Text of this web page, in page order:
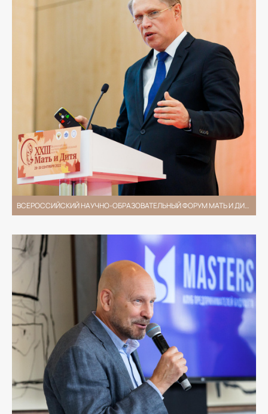
ВСЕРОССИЙСКИЙ НАУЧНО-ОБРАЗОВАТЕЛЬНЫЙ ФОРУМ МАТЬ И ДИТЯ